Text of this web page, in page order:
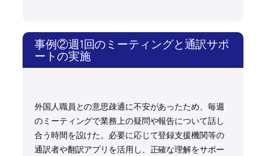
事例②週1回のミーティングと通訳サポ
ートの実施
外国人職員との意思疎通に不安があったため、毎週
のミーティングで業務上の疑問や報告について話し
合う時間を設けた。必要に応じて登録支援機関等の
通訳者や翻訳アプリを活用し、正確な理解をサポー